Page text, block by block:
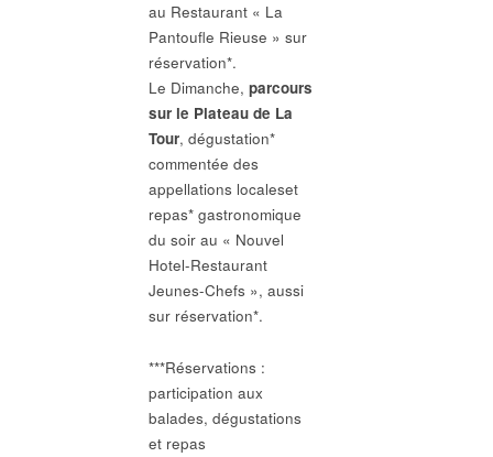
au Restaurant « La
Pantoufle Rieuse » sur
réservation*.
Le Dimanche, parcours
sur le Plateau de La
Tour, dégustation*
commentée des
appellations localeset
repas* gastronomique
du soir au « Nouvel
Hotel-Restaurant
Jeunes-Chefs », aussi
sur réservation*.
***Réservations :
participation aux
balades, dégustations
et repas